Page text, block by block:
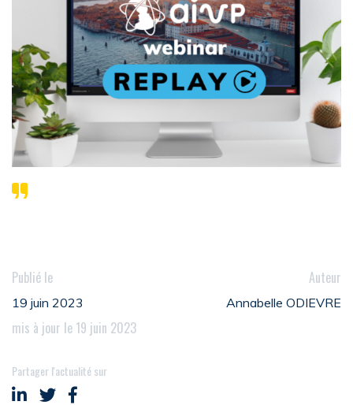
Publié le
19 juin 2023
mis à jour le 19 juin 2023
Auteur
Annabelle ODIEVRE
Partager l'actualité sur
Partager sur LinkedIn
Partager sur Twitter
Partager sur Facebook